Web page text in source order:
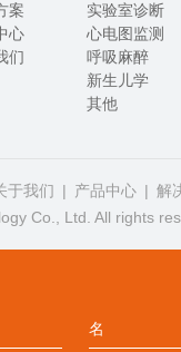
案
心
们
实验室诊断
心电图监测
呼吸麻醉
新生儿学
其他
于我们 产品中心 解
Co., Ltd. All rights